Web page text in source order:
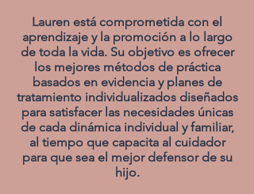
Lauren está comprometida con el
aprendizaje y la promoción a lo largo
de toda la vida. Su objetivo es ofrecer
los mejores métodos de práctica
basados en evidencia y planes de
tratamiento individualizados diseñados
para satisfacer las necesidades únicas
de cada dinámica individual y familiar,
al tiempo que capacita al cuidador
para que sea el mejor defensor de su
hijo.